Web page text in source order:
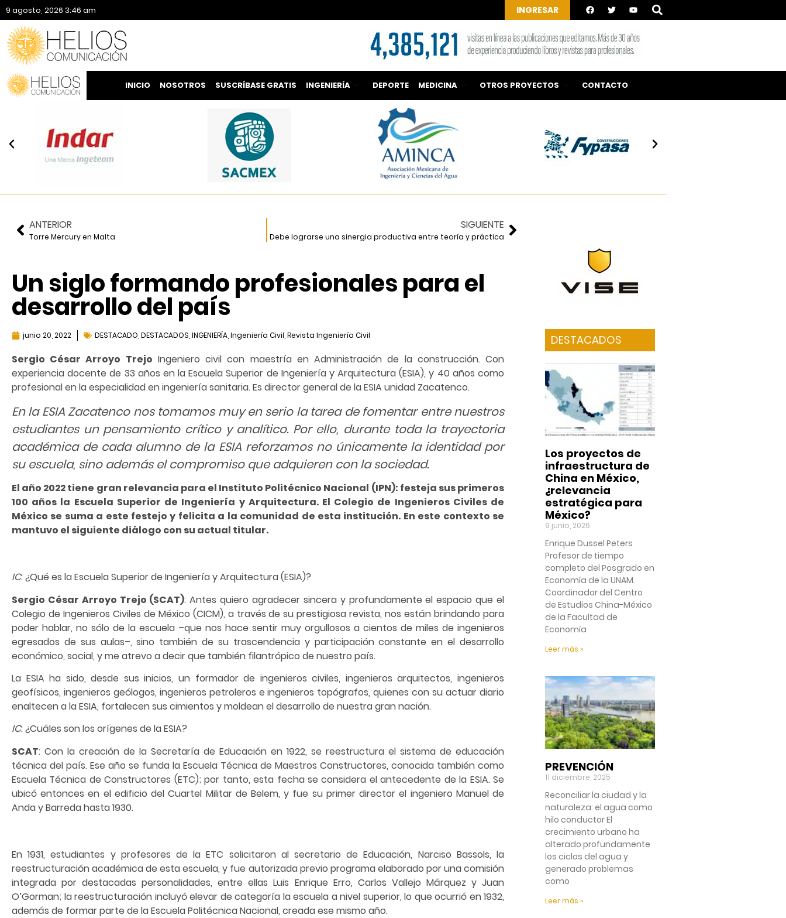
9 agosto, 2026 3:46 am INGRESAR
INICIO NOSOTROS SUSCRÍBASE GRATIS INGENIERÍA DEPORTE MEDICINA OTROS PROYECTOS CONTACTO
ANTERIOR
Torre Mercury en Malta
SIGUIENTE
Debe lograrse una sinergia productiva entre teoría y práctica
Un siglo formando profesionales para el
desarrollo del país
junio 20, 2022 DESTACADO DESTACADOS INGENIERÍA Ingeniería Civil Revista Ingeniería Civil
Sergio César Arroyo Trejo Ingeniero civil con maestría en Administración de la construcción. Con
experiencia docente de 33 años en la Escuela Superior de Ingeniería y Arquitectura (ESIA), y 40 años como
profesional en la especialidad en ingeniería sanitaria. Es director general de la ESIA unidad Zacatenco.
En la ESIA Zacatenco nos tomamos muy en serio la tarea de fomentar entre nuestros
estudiantes un pensamiento crítico y analítico. Por ello, durante toda la trayectoria
académica de cada alumno de la ESIA reforzamos no únicamente la identidad por
su escuela, sino además el compromiso que adquieren con la sociedad.
El año 2022 tiene gran relevancia para el Instituto Politécnico Nacional (IPN): festeja sus primeros
100 años la Escuela Superior de Ingeniería y Arquitectura. El Colegio de Ingenieros Civiles de
México se suma a este festejo y felicita a la comunidad de esta institución. En este contexto se
mantuvo el siguiente diálogo con su actual titular.
IC: ¿Qué es la Escuela Superior de Ingeniería y Arquitectura (ESIA)?
Sergio César Arroyo Trejo (SCAT): Antes quiero agradecer sincera y profundamente el espacio que el
Colegio de Ingenieros Civiles de México (CICM), a través de su prestigiosa revista, nos están brindando para
poder hablar, no sólo de la escuela –que nos hace sentir muy orgullosos a cientos de miles de ingenieros
egresados de sus aulas–, sino también de su trascendencia y participación constante en el desarrollo
económico, social, y me atrevo a decir que también filantrópico de nuestro país.
La ESIA ha sido, desde sus inicios, un formador de ingenieros civiles, ingenieros arquitectos, ingenieros
geofísicos, ingenieros geólogos, ingenieros petroleros e ingenieros topógrafos, quienes con su actuar diario
enaltecen a la ESIA, fortalecen sus cimientos y moldean el desarrollo de nuestra gran nación.
IC: ¿Cuáles son los orígenes de la ESIA?
SCAT: Con la creación de la Secretaría de Educación en 1922, se reestructura el sistema de educación
técnica del país. Ese año se funda la Escuela Técnica de Maestros Constructores, conocida también como
Escuela Técnica de Constructores (ETC); por tanto, esta fecha se considera el antecedente de la ESIA. Se
ubicó entonces en el edificio del Cuartel Militar de Belem, y fue su primer director el ingeniero Manuel de
Anda y Barreda hasta 1930.
En 1931, estudiantes y profesores de la ETC solicitaron al secretario de Educación, Narciso Bassols, la
reestructuración académica de esta escuela, y fue autorizada previo programa elaborado por una comisión
integrada por destacadas personalidades, entre ellas Luis Enrique Erro, Carlos Vallejo Márquez y Juan
O’Gorman; la reestructuración incluyó elevar de categoría la escuela a nivel superior, lo que ocurrió en 1932,
además de formar parte de la Escuela Politécnica Nacional, creada ese mismo año.
DESTACADOS
Los proyectos de
infraestructura de
China en México,
¿relevancia
estratégica para
México?
9 junio, 2026
Enrique Dussel Peters
Profesor de tiempo
completo del Posgrado en
Economía de la UNAM.
Coordinador del Centro
de Estudios China-México
de la Facultad de
Economía
Leer más »
PREVENCIÓN
11 diciembre, 2025
Reconciliar la ciudad y la
naturaleza: el agua como
hilo conductor El
crecimiento urbano ha
alterado profundamente
los ciclos del agua y
generado problemas
como
Leer más »